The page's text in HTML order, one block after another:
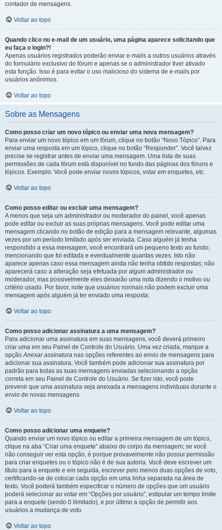
contador de mensagens.
Voltar ao topo
Quando clico no e-mail de um usuário, uma página aparece solicitando que
eu faça o login?!
Apenas usuários registrados poderão enviar e-mails a outros usuários através
do formulário exclusivo do fórum e apenas se o administrador tiver ativado
esta função. Isso é para evitar o uso malicioso do sistema de e-mails por
usuários anônimos.
Voltar ao topo
Sobre as Mensagens
Como posso criar um novo tópico ou enviar uma nova mensagem?
Para enviar um novo tópico em um fórum, clique no botão “Novo Tópico”. Para
enviar uma resposta em um tópico, clique no botão “Responder”. Você talvez
precise se registrar antes de enviar uma mensagem. Uma lista de suas
permissões de cada fórum está disponível no fundo das páginas dos fóruns e
tópicos. Exemplo: Você pode enviar novos tópicos, votar em enquetes, etc.
Voltar ao topo
Como posso editar ou excluir uma mensagem?
A menos que seja um administrador ou moderador do painel, você apenas
pode editar ou excluir as suas próprias mensagens. Você pode editar uma
mensagem clicando no botão de edição para a mensagem relevante, algumas
vezes por um período limitado após ser enviada. Caso alguém já tenha
respondido a essa mensagem, você encontrará um pequeno texto ao fundo,
mencionando que foi editada e eventualmente quantas vezes. Isto não
aparece apenas caso essa mensagem ainda não tenha obtido respostas; não
aparecerá caso a alteração seja efetuada por algum administrador ou
moderador, mas possivelmente eles deixarão uma nota dizendo o motivo ou
critério usado. Por favor, note que usuários normais não podem excluir uma
mensagem após alguém já ter enviado uma resposta.
Voltar ao topo
Como posso adicionar assinatura a uma mensagem?
Para adicionar uma assinatura em suas mensagens, você deverá primeiro
criar uma em seu Painel de Controle do Usuário. Uma vez criada, marque a
opçãoAnexar assinatura nas opções referentes ao envio de mensagens para
adicionar sua assinatura. Você também pode adicionar sua assinatura por
padrão para todas as suas mensagens enviadas selecionando a opção
correta em seu Painel de Controle do Usuário. Se fizer isto, você pode
prevenir que uma assinatura seja anexada a mensagens individuais durante o
envio de novas mensagens.
Voltar ao topo
Como posso adicionar uma enquete?
Quando enviar um novo tópico ou editar a primeira mensagem de um tópico,
clique na aba “Criar uma enquete” abaixo do corpo da mensagem; se você
não conseguir ver esta opção, é porque provavelmente não possui permissão
para criar enquetes ou o tópico não é de sua autoria. Você deve escrever um
título para a enquete e em seguida, escrever pelo menos duas opções de voto,
certificando-se de colocar cada opção em uma linha separada na área de
texto. Você poderá também especificar o número de opções que um usuário
poderá selecionar ao votar em “Opções por usuário”, estipular um tempo limite
para a enquete (sendo 0 ilimitado), e por último a opção de permitir aos
usuários a mudança de voto.
Voltar ao topo